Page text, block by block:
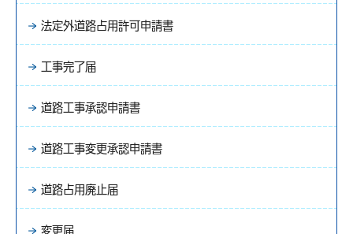
法定外道路占用許可申請書
工事完了届
道路工事承認申請書
道路工事変更承認申請書
道路占用廃止届
変更届